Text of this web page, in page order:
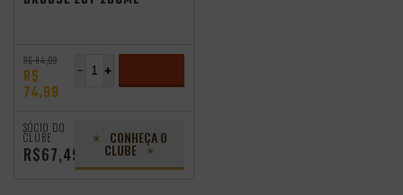
R$ 84,99
R$
74,99
+
-
SÓCIO DO
CLUBE
R$67,49
CONHEÇA O
CLUBE